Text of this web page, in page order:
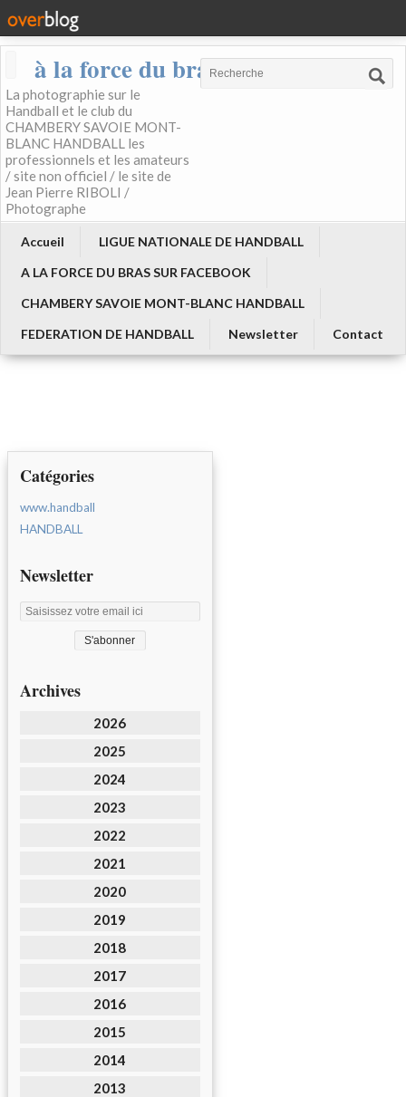
à la force du bras
La photographie sur le
Handball et le club du
CHAMBERY SAVOIE MONT-
BLANC HANDBALL les
professionnels et les amateurs
/ site non officiel / le site de
Jean Pierre RIBOLI /
Photographe
Accueil
LIGUE NATIONALE DE HANDBALL
A LA FORCE DU BRAS SUR FACEBOOK
CHAMBERY SAVOIE MONT-BLANC HANDBALL
FEDERATION DE HANDBALL
Newsletter Contact
Catégories
www.handball
HANDBALL
Newsletter
Archives
2026
2025
2024
2023
2022
2021
2020
2019
2018
2017
2016
2015
2014
2013